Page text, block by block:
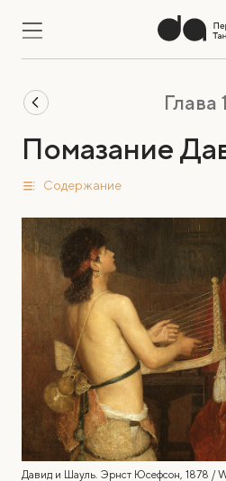
Глава
Помазание
Содержание
Давид и Шауль. Эрнст Юсефсон, 1878 /